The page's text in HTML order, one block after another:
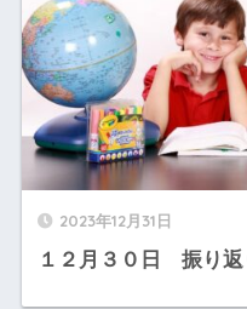
2023年12月31日
１２月３０日 振り